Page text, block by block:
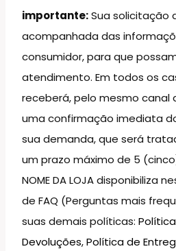
importante:Sua solicitação
acompanhada das
consumidor, para que
atendimento. Em todos os
receberá, pelo mesmo canal
uma confirmação imediata
sua demanda, que será
um prazo máximo de 5
NOME DA LOJA disponibiliza
de FAQ (Perguntas mais
suas demais políticas:
Devoluções,Política de